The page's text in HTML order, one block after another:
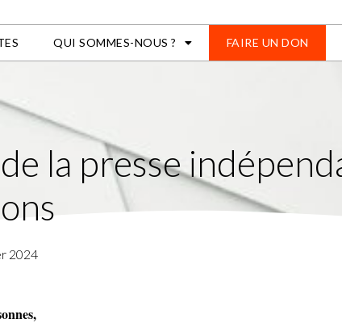
QUI SOMMES-NOUS ? FAIRE UN DON
la presse
2024